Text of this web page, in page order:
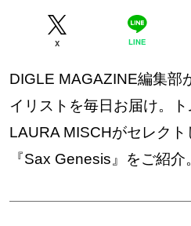
X LINE
DIGLE MAGAZINE編集部
イリストを毎日お届け。ト
LAURA MISCHがセレクト
『Sax Genesis』をご紹介